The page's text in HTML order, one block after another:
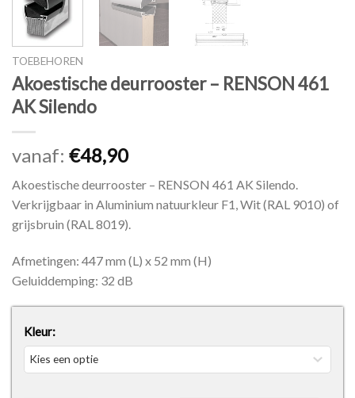
TOEBEHOREN
Akoestische deurrooster – RENSON 461
AK Silendo
vanaf: €48,90
Akoestische deurrooster – RENSON 461 AK Silendo.
Verkrijgbaar in Aluminium natuurkleur F1, Wit (RAL 9010) of
grijsbruin (RAL 8019).
Afmetingen: 447 mm (L) x 52 mm (H)
Geluiddemping: 32 dB
Kleur: